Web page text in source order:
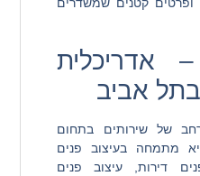
ופרטים קטנים שמשדרים
אדריכלית
אביב
של שירותים בתחום
מתמחה בעיצוב פנים
דירות, עיצוב פנים